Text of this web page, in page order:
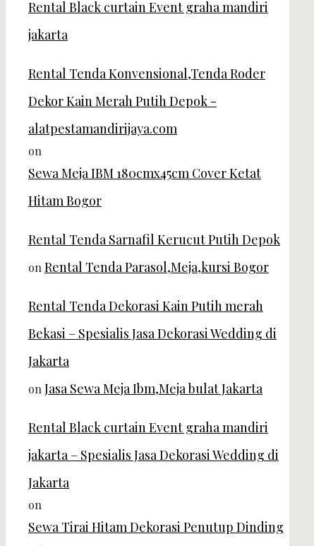
Rental Black curtain Event graha mandiri
jakarta
Rental Tenda Konvensional,Tenda Roder
Dekor Kain Merah Putih Depok -
alatpestamandirijaya.com
on
Sewa Meja IBM 180cmx45cm Cover Ketat
Hitam Bogor
Rental Tenda Sarnafil Kerucut Putih Depok
on Rental Tenda Parasol,Meja,kursi Bogor
Rental Tenda Dekorasi Kain Putih merah
Bekasi – Spesialis Jasa Dekorasi Wedding di
Jakarta
on Jasa Sewa Meja Ibm,Meja bulat Jakarta
Rental Black curtain Event graha mandiri
jakarta – Spesialis Jasa Dekorasi Wedding di
Jakarta
on
Sewa Tirai Hitam Dekorasi Penutup Dinding